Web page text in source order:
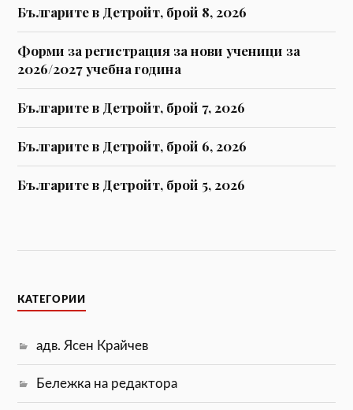
Българите в Детройт, брой 8, 2026
Форми за регистрaция за нови ученици за
2026/2027 учебна година
Българите в Детройт, брой 7, 2026
Българите в Детройт, брой 6, 2026
Българите в Детройт, брой 5, 2026
КАТЕГОРИИ
адв. Ясен Крайчев
Бележка на редактора